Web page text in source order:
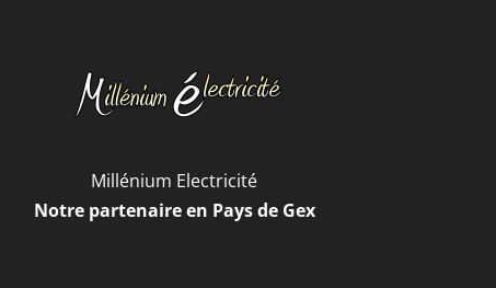
Millénium Electricité
Notre partenaire en Pays de Gex